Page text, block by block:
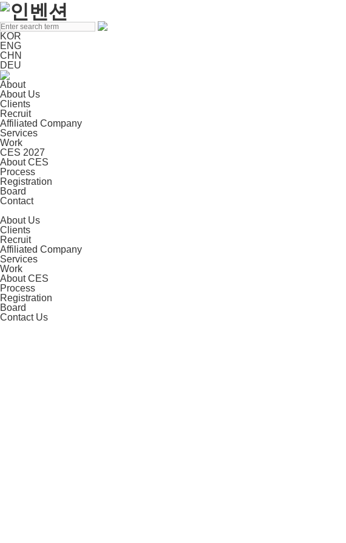
KOR
ENG
CHN
DEU
About
About Us
Clients
Recruit
Affiliated Company
Services
Work
CES 2027
About CES
Process
Registration
Board
Contact
About Us
Clients
Recruit
Affiliated Company
Services
Work
About CES
Process
Registration
Board
Contact Us